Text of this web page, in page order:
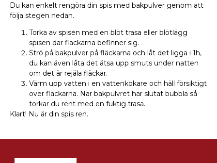
Du kan enkelt rengöra din spis med bakpulver genom att
följa stegen nedan.
Torka av spisen med en blöt trasa eller blötlägg
spisen där fläckarna befinner sig.
Strö på bakpulver på fläckarna och låt det ligga i 1h,
du kan även låta det ätsa upp smuts under natten
om det är rejäla fläckar.
Värm upp vatten i en vattenkokare och häll försiktigt
över fläckarna. När bakpulvret har slutat bubbla så
torkar du rent med en fuktig trasa.
Klart! Nu är din spis ren.